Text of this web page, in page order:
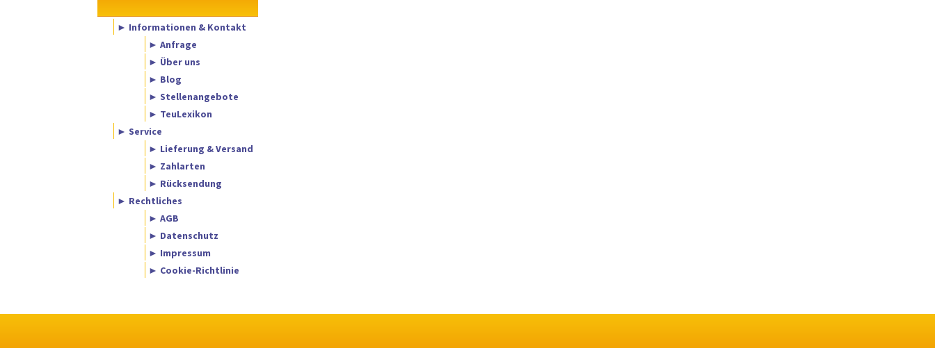
► Informationen & Kontakt
► Anfrage
► Über uns
► Blog
► Stellenangebote
► TeuLexikon
► Service
► Lieferung & Versand
► Zahlarten
► Rücksendung
► Rechtliches
► AGB
► Datenschutz
► Impressum
► Cookie-Richtlinie